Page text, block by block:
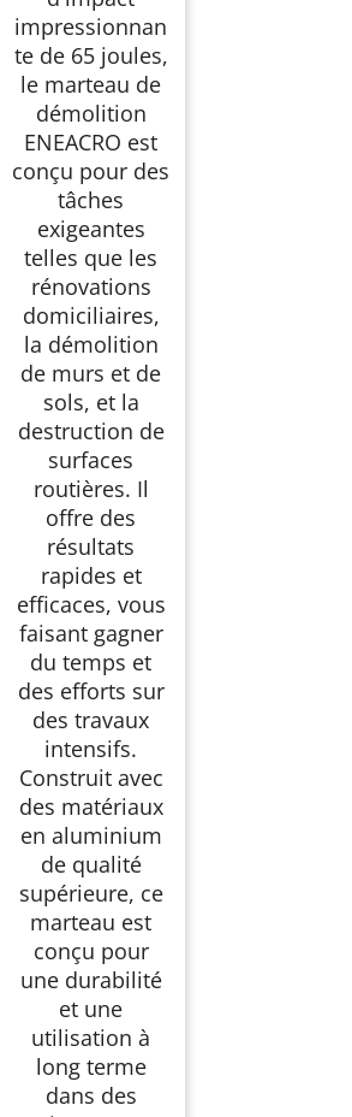
impressionnan
te de 65 joules,
le marteau de
démolition
ENEACRO est
conçu pour des
tâches
exigeantes
telles que les
rénovations
domiciliaires,
la démolition
de murs et de
sols, et la
destruction de
surfaces
routières. Il
offre des
résultats
rapides et
efficaces, vous
faisant gagner
du temps et
des efforts sur
des travaux
intensifs.
Construit avec
des matériaux
en aluminium
de qualité
supérieure, ce
marteau est
conçu pour
une durabilité
et une
utilisation à
long terme
dans des